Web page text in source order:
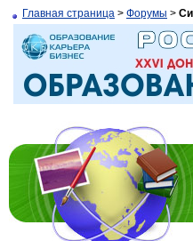
Главная страница > Форумы >